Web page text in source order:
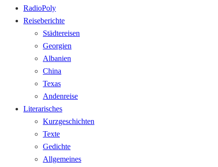
RadioPoly
Reiseberichte
Städtereisen
Georgien
Albanien
China
Texas
Andenreise
Literarisches
Kurzgeschichten
Texte
Gedichte
Allgemeines